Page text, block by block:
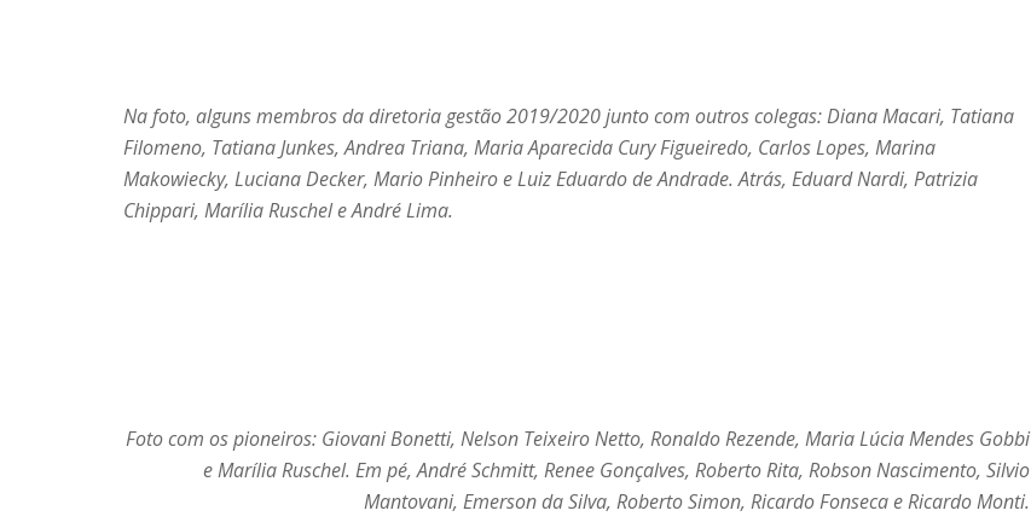
Na foto, alguns membros da diretoria gestão 2019/2020 junto com outros colegas: Diana Macari, Tatiana
Filomeno, Tatiana Junkes, Andrea Triana, Maria Aparecida Cury Figueiredo, Carlos Lopes, Marina
Makowiecky, Luciana Decker, Mario Pinheiro e Luiz Eduardo de Andrade. Atrás, Eduard Nardi, Patrizia
Chippari, Marília Ruschel e André Lima.
Foto com os pioneiros: Giovani Bonetti, Nelson Teixeiro Netto, Ronaldo Rezende, Maria Lúcia Mendes Gobbi
e Marília Ruschel. Em pé, André Schmitt, Renee Gonçalves, Roberto Rita, Robson Nascimento, Silvio
Mantovani, Emerson da Silva, Roberto Simon, Ricardo Fonseca e Ricardo Monti.